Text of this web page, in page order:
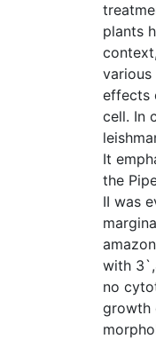
plants
various
effects
cell. In
It
the
II was
with
no
growth